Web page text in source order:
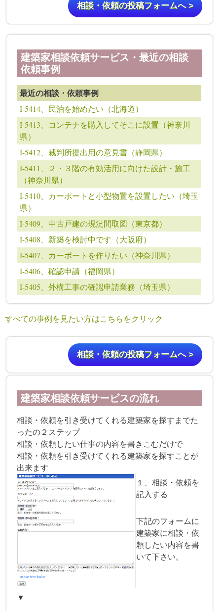
相談・依頼の投稿フォームへ >
建築家相談依頼サービス・最近の相談
依頼事例
最近の相談・依頼事例
I-5414、民泊を始めたい（北海道）
I-5413、コンテナを購入してそこに設置（神奈川
県）
I-5412、裁判所提出用の意見書（静岡県）
I-5411、２・３階の有効活用に向けた設計・施工
（神奈川県）
I-5410、カーポートと小型物置を設置したい（埼玉
県）
I-5409、中古戸建の現況間取図（東京都）
I-5408、新築を検討中です（大阪府）
I-5407、カーポートを作りたい（神奈川県）
I-5406、確認申請（福岡県）
I-5405、外構工事の確認申請業務（埼玉県）
すべての事例を見たい方はこちらをクリック
相談・依頼の投稿フォームへ >
建築家相談依頼サービスの流れ
相談・依頼を引き受けてくれる建築家を探すまでた
ったの２ステップ
相談・依頼したい仕事の内容を書きこむだけで
相談・依頼を引き受けてくれる建築家を探すことが
出来ます
１、相談・依頼を
記入する
下記のフォームに
建築家に相談・依
頼したい内容を書
いて下さい。
▼